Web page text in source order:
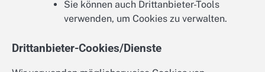
Sie können auch Drittanbieter-Tools
verwenden, um Cookies zu verwalten.
Drittanbieter-Cookies/Dienste